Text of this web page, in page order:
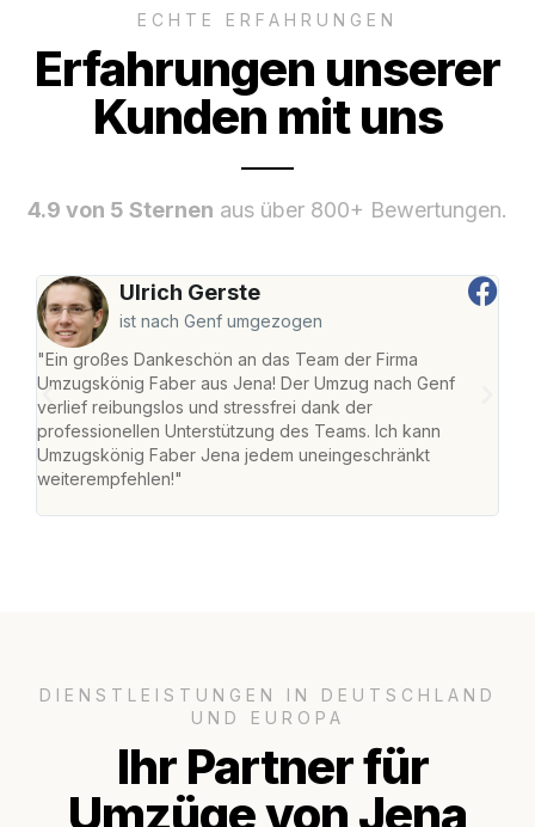
ECHTE ERFAHRUNGEN
Erfahrungen unserer
Kunden mit uns
4.9 von 5 Sternen aus über 800+ Bewertungen.
Ulrich Gerste
ist nach Genf umgezogen
"Ein großes Dankeschön an das Team der Firma
Umzugskönig Faber aus Jena! Der Umzug nach Genf
verlief reibungslos und stressfrei dank der
professionellen Unterstützung des Teams. Ich kann
Umzugskönig Faber Jena jedem uneingeschränkt
weiterempfehlen!"
DIENSTLEISTUNGEN IN DEUTSCHLAND
UND EUROPA
Ihr Partner für
Umzüge von Jena